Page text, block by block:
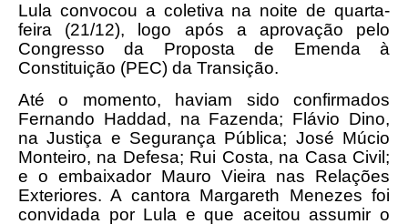
Lula convocou a coletiva na noite de quarta-
feira (21/12), logo após a aprovação pelo
Congresso da Proposta de Emenda à
Constituição (PEC) da Transição.
Até o momento, haviam sido confirmados
Fernando Haddad, na Fazenda; Flávio Dino,
na Justiça e Segurança Pública; José Múcio
Monteiro, na Defesa; Rui Costa, na Casa Civil;
e o embaixador Mauro Vieira nas Relações
Exteriores. A cantora Margareth Menezes foi
convidada por Lula e que aceitou assumir o